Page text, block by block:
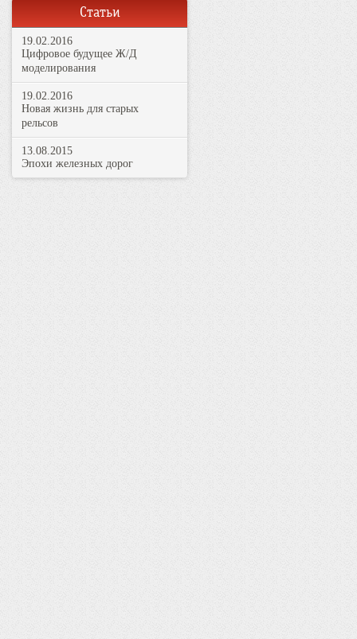
Статьи
19.02.2016
Цифровое будущее Ж/Д
моделирования
19.02.2016
Новая жизнь для старых
рельсов
13.08.2015
Эпохи железных дорог